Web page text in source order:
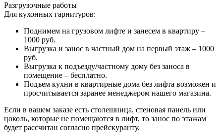
Разгрузочные работы
Для кухонных гарнитуров:
Поднимем на грузовом лифте и занесем в квартиру –
1000 руб.
Выгрузка и занос в частный дом на первый этаж – 1000
руб.
Выгрузка к подъезду/частному дому без заноса в
помещение – бесплатно.
Подъем кухни в квартирные дома без лифта возможен и
просчитывается заранее менеджером нашего магазина.
Если в вашем заказе есть столешница, стеновая панель или
цоколь, которые не помещаются в лифт, то занос по этажам
будет рассчитан согласно прейскуранту.